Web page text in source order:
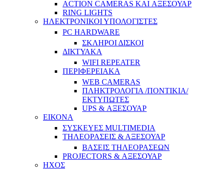
ACTION CAMERAS KAI ΑΞΕΣΟΥΑΡ
RING LIGHTS
ΗΛΕΚΤΡΟΝΙΚΟΙ ΥΠΟΛΟΓΙΣΤΕΣ
PC HARDWARE
ΣΚΛΗΡΟΙ ΔΙΣΚΟΙ
ΔΙΚΤΥΑΚΑ
WIFI REPEATER
ΠΕΡΙΦΕΡΕΙΑΚΑ
WEB CAMERAS
ΠΛΗΚΤΡΟΛΟΓΙΑ /ΠΟΝΤΙΚΙΑ/
ΕΚΤΥΠΩΤΕΣ
UPS & ΑΞΕΣΟΥΑΡ
ΕΙΚΟΝΑ
ΣΥΣΚΕΥΕΣ MULTIMEDIA
ΤΗΛΕΟΡΑΣΕΙΣ & ΑΞΕΣΟΥΑΡ
ΒΑΣΕΙΣ ΤΗΛΕΟΡΑΣΕΩΝ
PROJECTORS & ΑΞΕΣΟΥΑΡ
ΗΧΟΣ